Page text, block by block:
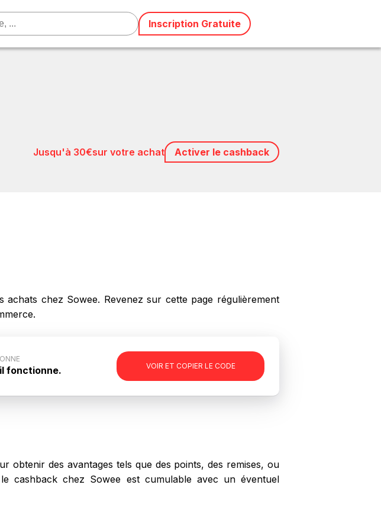
jusqu'à 30€sur votre achat Activer le cashback
chez Sowee. Revenez sur cette page régulièrement
VOIR ET COPIER LE CODE
fonctionne.
il est possible que ce
obtenir des avantages tels que des points, des remises, ou
cashback chez Sowee est cumulable avec un éventuel
Inscription Gratuite